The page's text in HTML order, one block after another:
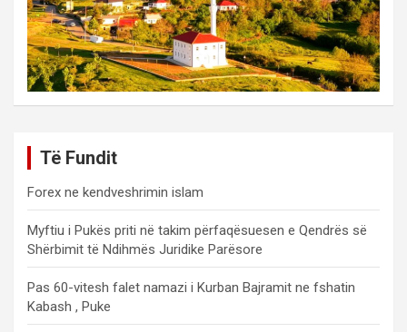
Të Fundit
Forex ne kendveshrimin islam
Myftiu i Pukës priti në takim përfaqësuesen e Qendrës së
Shërbimit të Ndihmës Juridike Parësore
Pas 60-vitesh falet namazi i Kurban Bajramit ne fshatin
Kabash , Puke